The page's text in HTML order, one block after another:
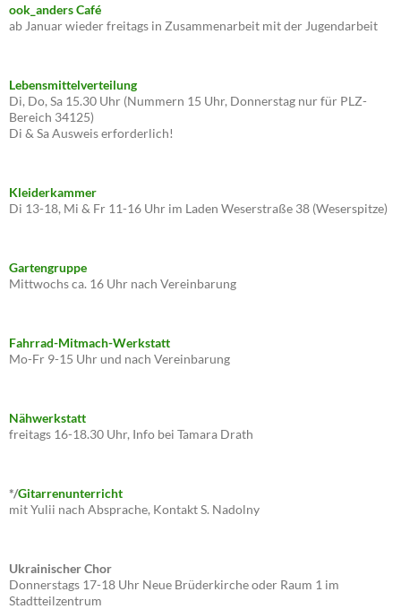
ook_anders Café
ab Januar wieder freitags in Zusammenarbeit mit der Jugendarbeit
Lebensmittelverteilung
Di, Do, Sa 15.30 Uhr (Nummern 15 Uhr, Donnerstag nur für PLZ-
Bereich 34125)
Di & Sa Ausweis erforderlich!
Kleiderkammer
Di 13-18, Mi & Fr 11-16 Uhr im Laden Weserstraße 38 (Weserspitze)
Gartengruppe
Mittwochs ca. 16 Uhr nach Vereinbarung
Fahrrad-Mitmach-Werkstatt
Mo-Fr 9-15 Uhr und nach Vereinbarung
Nähwerkstatt
freitags 16-18.30 Uhr, Info bei Tamara Drath
*/Gitarrenunterricht
mit Yulii nach Absprache, Kontakt S. Nadolny
Ukrainischer Chor
Donnerstags 17-18 Uhr Neue Brüderkirche oder Raum 1 im
Stadtteilzentrum